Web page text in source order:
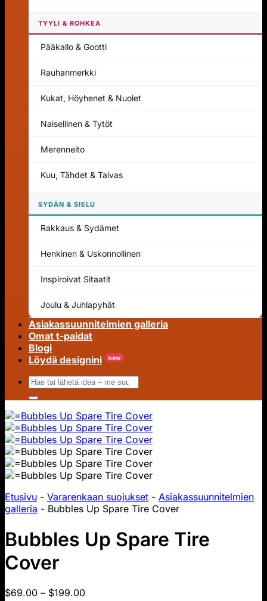
TYYLI & ROHKEA
Pääkallo & Gootti
Rauhanmerkki
Kukat, Höyhenet & Nuolet
Naisellinen & Tytöt
Merenneito
Kuu, Tähdet & Taivas
SYDÄN & SIELU
Rakkaus & Sydämet
Henkinen & Uskonnollinen
Inspiroivat Sitaatit
Joulu & Juhlapyhät
Asiakassuunnitelmien galleria
Omat t-paidat
Blogi
Löydä designini
Hae:
Etusivu - Vararenkaan suojukset - Asiakassuunnitelmien
galleria - Bubbles Up Spare Tire Cover
Bubbles Up Spare Tire
Cover
$69.00 – $199.00Hintahaarukka: